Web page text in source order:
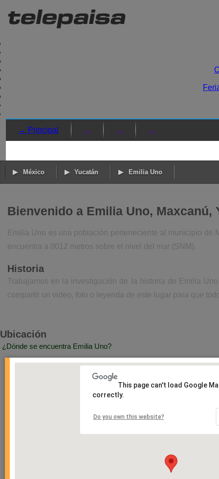
→ Principal → → →
México Yucatán Emilia Uno
Bienvenido a Emilia Uno, Maxcanú,
Emilia Uno es una población perteneciente al municipio de
encuentra a 0012 metros sobre el nivel del mar (SNM).
Historia
Trabajamos en la investigación de la historia de Emilia
compartir un video, foto o leyenda de este lugar para que
Ubicación
¿Dónde se encuentra Emilia Uno?
This page can't load Google
correctly.
Do you own this website?